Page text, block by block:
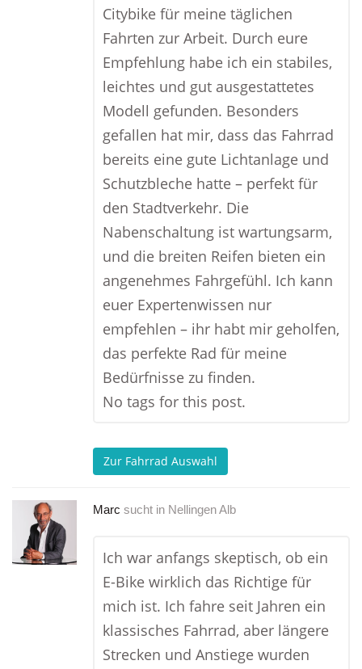
Citybike für meine täglichen
Fahrten zur Arbeit. Durch eure
Empfehlung habe ich ein stabiles,
leichtes und gut ausgestattetes
Modell gefunden. Besonders
gefallen hat mir, dass das Fahrrad
bereits eine gute Lichtanlage und
Schutzbleche hatte – perfekt für
den Stadtverkehr. Die
Nabenschaltung ist wartungsarm,
und die breiten Reifen bieten ein
angenehmes Fahrgefühl. Ich kann
euer Expertenwissen nur
empfehlen – ihr habt mir geholfen,
das perfekte Rad für meine
Bedürfnisse zu finden.
No tags for this post.
Zur Fahrrad Auswahl
Marc sucht in Nellingen Alb
Ich war anfangs skeptisch, ob ein
E-Bike wirklich das Richtige für
mich ist. Ich fahre seit Jahren ein
klassisches Fahrrad, aber längere
Strecken und Anstiege wurden